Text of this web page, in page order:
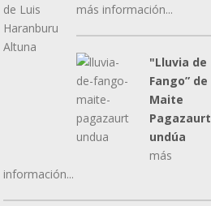
más información...
"Lluvia de
Fango” de
Maite
Pagazaurt
undúa
más
información...